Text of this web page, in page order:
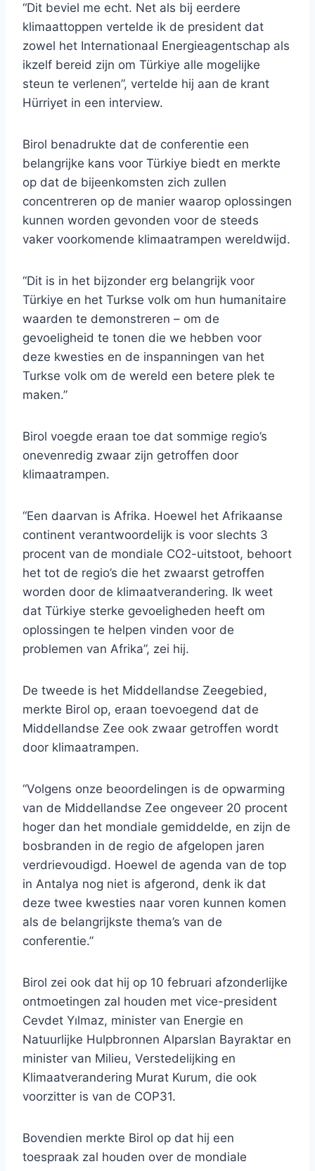
“Dit beviel me echt. Net als bij eerdere
klimaattoppen vertelde ik de president dat
zowel het Internationaal Energieagentschap als
ikzelf bereid zijn om Türkiye alle mogelijke
steun te verlenen”, vertelde hij aan de krant
Hürriyet in een interview.
Birol benadrukte dat de conferentie een
belangrijke kans voor Türkiye biedt en merkte
op dat de bijeenkomsten zich zullen
concentreren op de manier waarop oplossingen
kunnen worden gevonden voor de steeds
vaker voorkomende klimaatrampen wereldwijd.
“Dit is in het bijzonder erg belangrijk voor
Türkiye en het Turkse volk om hun humanitaire
waarden te demonstreren – om de
gevoeligheid te tonen die we hebben voor
deze kwesties en de inspanningen van het
Turkse volk om de wereld een betere plek te
maken.”
Birol voegde eraan toe dat sommige regio’s
onevenredig zwaar zijn getroffen door
klimaatrampen.
“Een daarvan is Afrika. Hoewel het Afrikaanse
continent verantwoordelijk is voor slechts 3
procent van de mondiale CO2-uitstoot, behoort
het tot de regio’s die het zwaarst getroffen
worden door de klimaatverandering. Ik weet
dat Türkiye sterke gevoeligheden heeft om
oplossingen te helpen vinden voor de
problemen van Afrika”, zei hij.
De tweede is het Middellandse Zeegebied,
merkte Birol op, eraan toevoegend dat de
Middellandse Zee ook zwaar getroffen wordt
door klimaatrampen.
“Volgens onze beoordelingen is de opwarming
van de Middellandse Zee ongeveer 20 procent
hoger dan het mondiale gemiddelde, en zijn de
bosbranden in de regio de afgelopen jaren
verdrievoudigd. Hoewel de agenda van de top
in Antalya nog niet is afgerond, denk ik dat
deze twee kwesties naar voren kunnen komen
als de belangrijkste thema’s van de
conferentie.”
Birol zei ook dat hij op 10 februari afzonderlijke
ontmoetingen zal houden met vice-president
Cevdet Yılmaz, minister van Energie en
Natuurlijke Hulpbronnen Alparslan Bayraktar en
minister van Milieu, Verstedelijking en
Klimaatverandering Murat Kurum, die ook
voorzitter is van de COP31.
Bovendien merkte Birol op dat hij een
toespraak zal houden over de mondiale